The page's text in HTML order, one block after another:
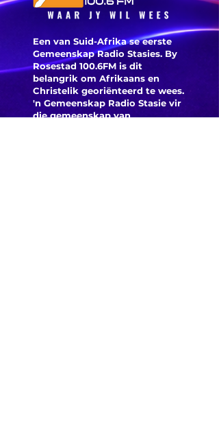
Een van Suid-Afrika se eerste
Gemeenskap Radio Stasies. By
Rosestad 100.6FM is dit
belangrik om Afrikaans en
Christelik georiënteerd te wees.
'n Gemeenskap Radio Stasie vir
die gemeenskap van